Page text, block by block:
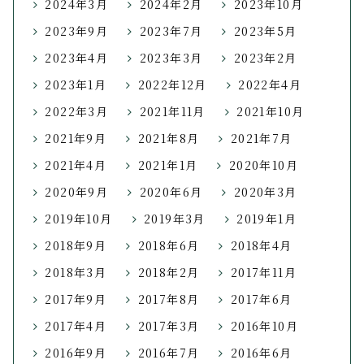
2024年3月 2024年2月
2023年10月
2023年9月
2023年7月
2023年5月
2023年4月
2023年3月
2023年2月
2023年1月
2022年12月
2022年4月
2022年3月
2021年11月
2021年10月
2021年9月
2021年8月
2021年7月
2021年4月
2021年1月
2020年10月
2020年9月
2020年6月
2020年3月
2019年10月
2019年3月
2019年1月
2018年9月
2018年6月
2018年4月
2018年3月
2018年2月
2017年11月
2017年9月
2017年8月
2017年6月
2017年4月
2017年3月
2016年10月
2016年9月
2016年7月 2016年6月